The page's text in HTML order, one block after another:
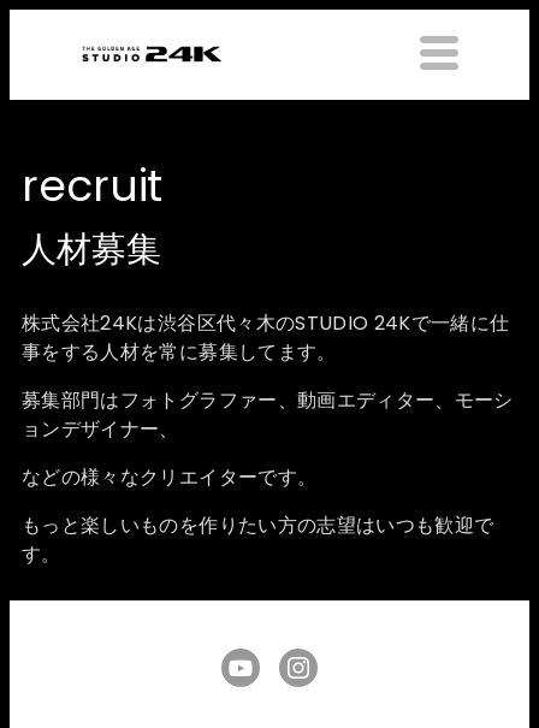
recruit
人材募集
株式会社24Kは渋谷区代々木のSTUDIO 24Kで一緒に仕
事をする人材を常に募集してます。
募集部門はフォトグラファー、動画エディター、モーシ
ョンデザイナー、
などの様々なクリエイターです。
もっと楽しいものを作りたい方の志望はいつも歓迎で
す。